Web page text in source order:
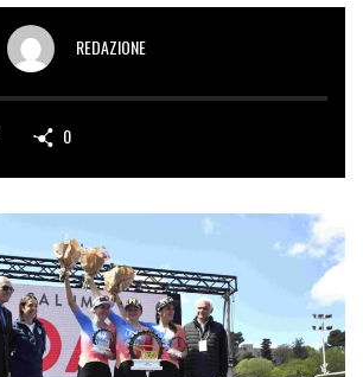
REDAZIONE
0